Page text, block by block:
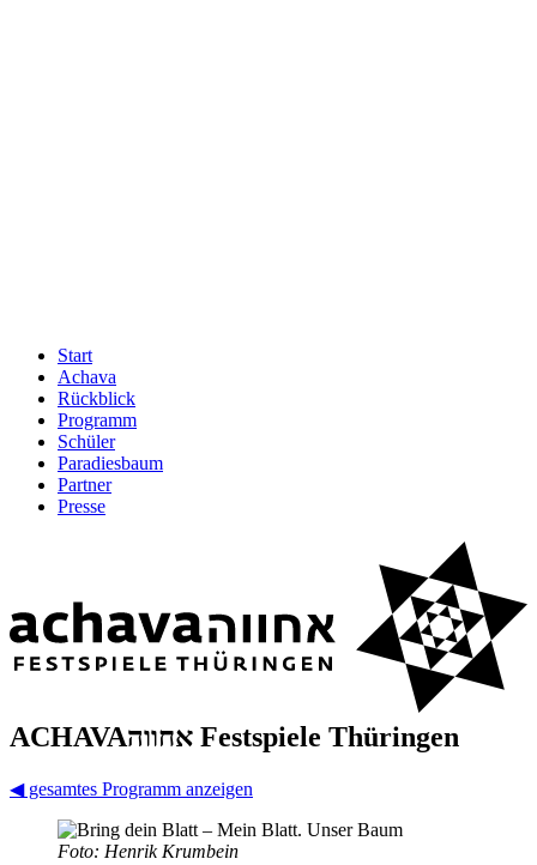
Start
Achava
Rückblick
Programm
Schüler
Paradiesbaum
Partner
Presse
ACHAVAאחווה Fest­spiele Thüringen
◀gesamtes Programm anzeigen
Foto: Henrik Krumbein